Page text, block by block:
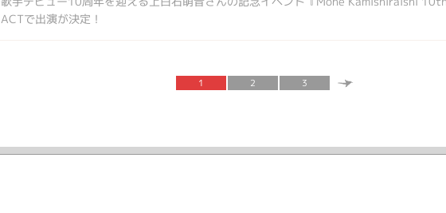
ACTで出演が決定！
1 2 3